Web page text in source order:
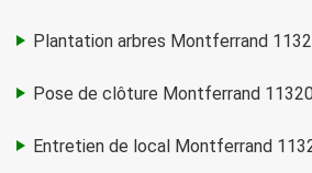
Plantation arbres Montferrand
Pose de clôture Montferrand
Entretien de local Montferrand